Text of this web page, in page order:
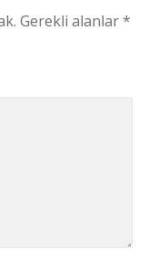
Gerekli alanlar*